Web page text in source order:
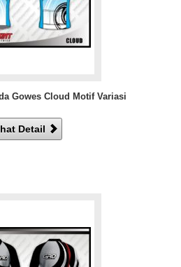
Gowes Cloud Motif Variasi
Detail